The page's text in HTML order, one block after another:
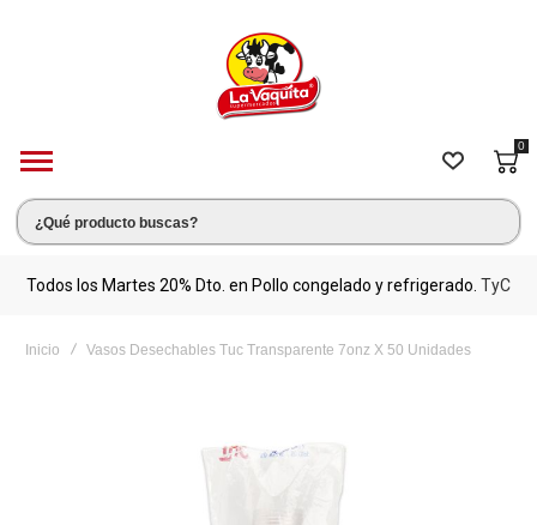
0
Todos los Martes 20% Dto. en Pollo congelado y refrigerado. TyC
Inicio Vasos Desechables Tuc Transparente 7onz X 50 Unidades